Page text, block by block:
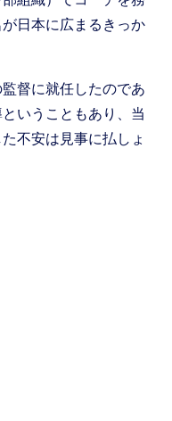
日本に広まるきっか
督に就任したのであ
いうこともあり、当
不安は見事に払しょ